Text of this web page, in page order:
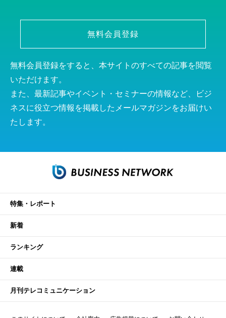
無料会員登録
無料会員登録をすると、本サイトのすべての記事を閲覧
いただけます。
また、最新記事やイベント・セミナーの情報など、ビジ
ネスに役立つ情報を掲載したメールマガジンをお届けい
たします。
特集・レポート
新着
ランキング
連載
月刊テレコミュニケーション